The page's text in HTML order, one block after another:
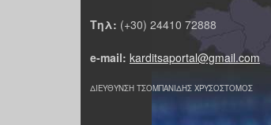
Τηλ: (+30) 24410 72888
e-mail: karditsaportal@gmail.com
ΔΙΕΥΘΥΝΣΗ ΤΣΟΜΠΑΝΙΔΗΣ ΧΡΥΣΟΣΤΟΜΟΣ